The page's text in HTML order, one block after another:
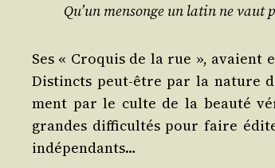
Qu’un men­songe un latin ne vaut
Ses « Cro­quis de la rue »,
Dis­tincts peut-être par la nature
ment par le culte de la beau­té
grandes dif­fi­cul­tés pour faire
indépendants…